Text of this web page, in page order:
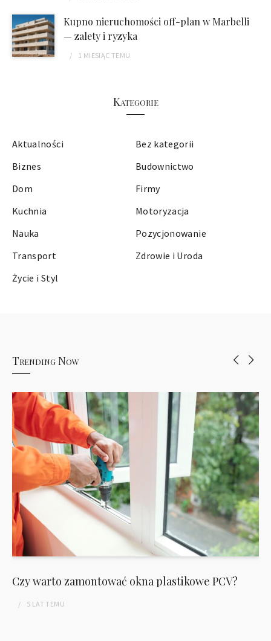
Kupno nieruchomości off-plan w Marbelli
— zalety i ryzyka
1 MIESIĄC TEMU
Kategorie
Aktualności
Bez kategorii
Biznes
Budownictwo
Dom
Firmy
Kuchnia
Motoryzacja
Nauka
Pozycjonowanie
Transport
Zdrowie i Uroda
Życie i Styl
Trending Now
Czy warto zamontować okna plastikowe PCV?
5 LAT TEMU